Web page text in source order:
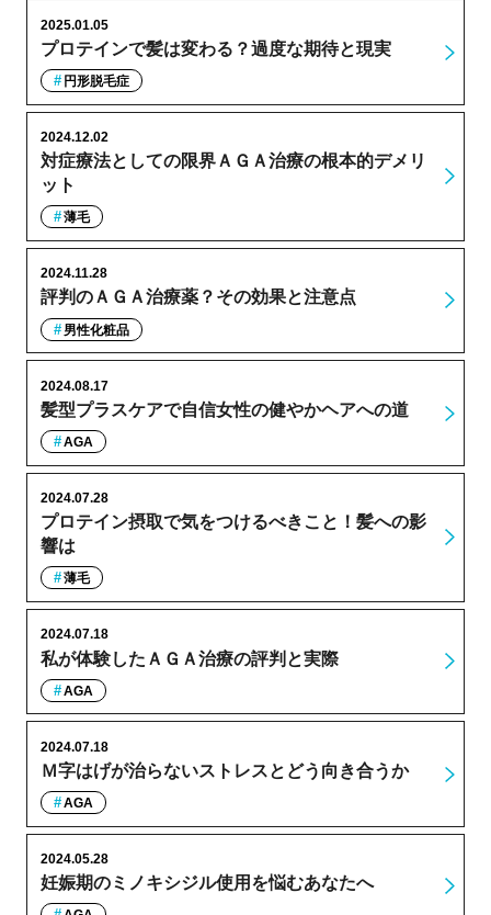
プロテインで髪は変わる？過度な期待と現実
2025.01.05
円形脱毛症
対症療法としての限界ＡＧＡ治療の根本的デメリ
ット
2024.12.02
薄毛
評判のＡＧＡ治療薬？その効果と注意点
2024.11.28
男性化粧品
髪型プラスケアで自信女性の健やかヘアへの道
2024.08.17
AGA
プロテイン摂取で気をつけるべきこと！髪への影
響は
2024.07.28
薄毛
私が体験したＡＧＡ治療の評判と実際
2024.07.18
AGA
Ｍ字はげが治らないストレスとどう向き合うか
2024.07.18
AGA
妊娠期のミノキシジル使用を悩むあなたへ
2024.05.28